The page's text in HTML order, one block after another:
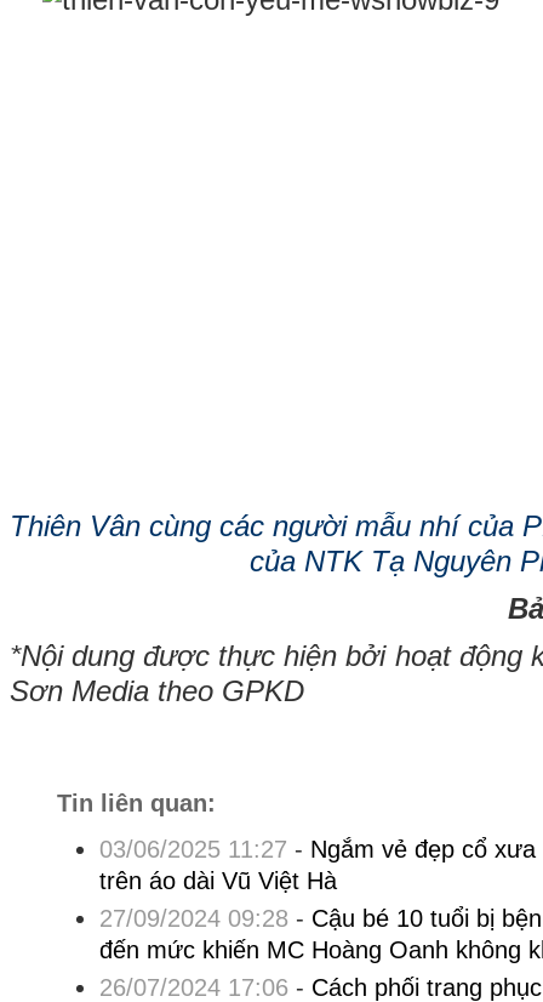
Thiên Vân cùng các người mẫu nhí của
của NTK Tạ Nguyên
*Nội dung được thực hiện bởi hoạt động
Sơn Media theo GPKD
Tin liên quan:
03/06/2025 11:27 - Ngắm vẻ đẹp cổ
trên áo dài Vũ Việt Hà
27/09/2024 09:28 - Cậu bé 10 tuổi bị
đến mức khiến MC Hoàng Oanh không
26/07/2024 17:06 - Cách phối trang